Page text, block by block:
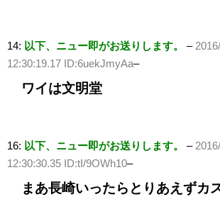
14: 以下、ニュー即がお送りします。 –
12:30:19.17 ID:6uekJmyAa–
ワイは文明堂
16: 以下、ニュー即がお送りします。 –
12:30:30.35 ID:tI/9OWh10–
まあ長崎いったらとりあえずカ